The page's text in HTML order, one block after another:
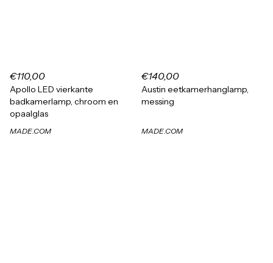
€110,00
Apollo LED vierkante
badkamerlamp, chroom en
opaalglas
MADE.COM
€140,00
Austin eetkamerhanglamp,
messing
MADE.COM